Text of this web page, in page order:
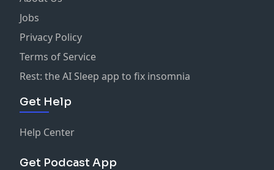
Jobs
Privacy Policy
Terms of Service
Rest: the AI Sleep app to fix insomnia
Get Help
Help Center
Get Podcast App